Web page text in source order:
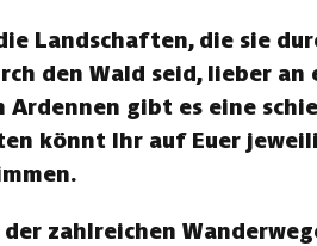
Landschaften, die sie
den Wald seid, lieber an
gibt es eine
könnt Ihr auf Euer
zahlreichen